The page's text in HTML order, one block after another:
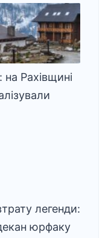
на Рахівщині
легенди:
юрфаку